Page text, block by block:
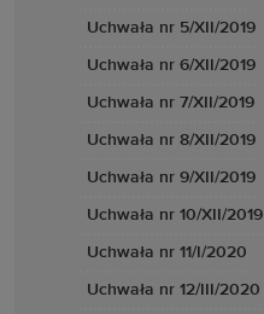
Uchwała nr 5/XII/2019
Uchwała nr 6/XII/2019
Uchwała nr 7/XII/2019
Uchwała nr 8/XII/2019
Uchwała nr 9/XII/2019
Uchwała nr 10/XII/2019
Uchwała nr 11/I/2020
Uchwała nr 12/III/2020